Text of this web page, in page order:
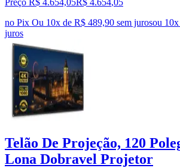
Preço R$ 4.654,05R$ 4.654,05
no Pix Ou 10x de R$ 489,90 sem jurosou 10x
juros
Telão De Projeção, 120
Lona Dobravel Projetor